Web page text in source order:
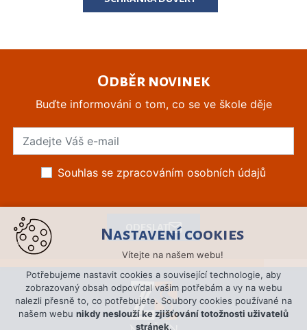
Odběr novinek
Buďte informováni o tom, co se ve škole děje
Souhlas se zpracováním osobních údajů
Nastavení cookies
Vítejte na našem webu!
Potřebujeme nastavit cookies a související technologie, aby
zobrazovaný obsah odpovídal vašim potřebám a vy na webu
nalezli přesně to, co potřebujete. Soubory cookies používané na
našem webu nikdy neslouží ke zjišťování totožnosti uživatelů
stránek.